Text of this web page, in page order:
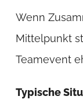
Wenn
Mittelpunkt
Teamevent
Typische